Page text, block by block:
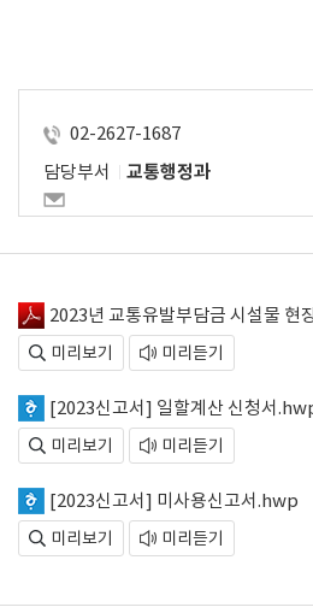
02-2627-1687
담당부서
교통행정과
2023년 교통유발부담금 시설물 현
미리보기 미리듣기
[2023신고서] 일할계산 신청서
미리보기 미리듣기
[2023신고서] 미사용신고서.hwp
미리보기 미리듣기